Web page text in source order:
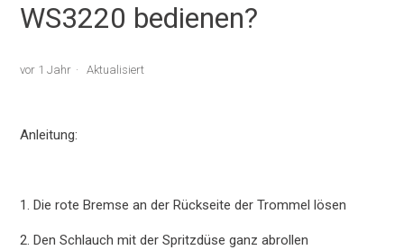
WS3220 bedienen?
vor 1 Jahr Aktualisiert
Anleitung:
1. Die rote Bremse an der Rückseite der Trommel lösen
2. Den Schlauch mit der Spritzdüse ganz abrollen